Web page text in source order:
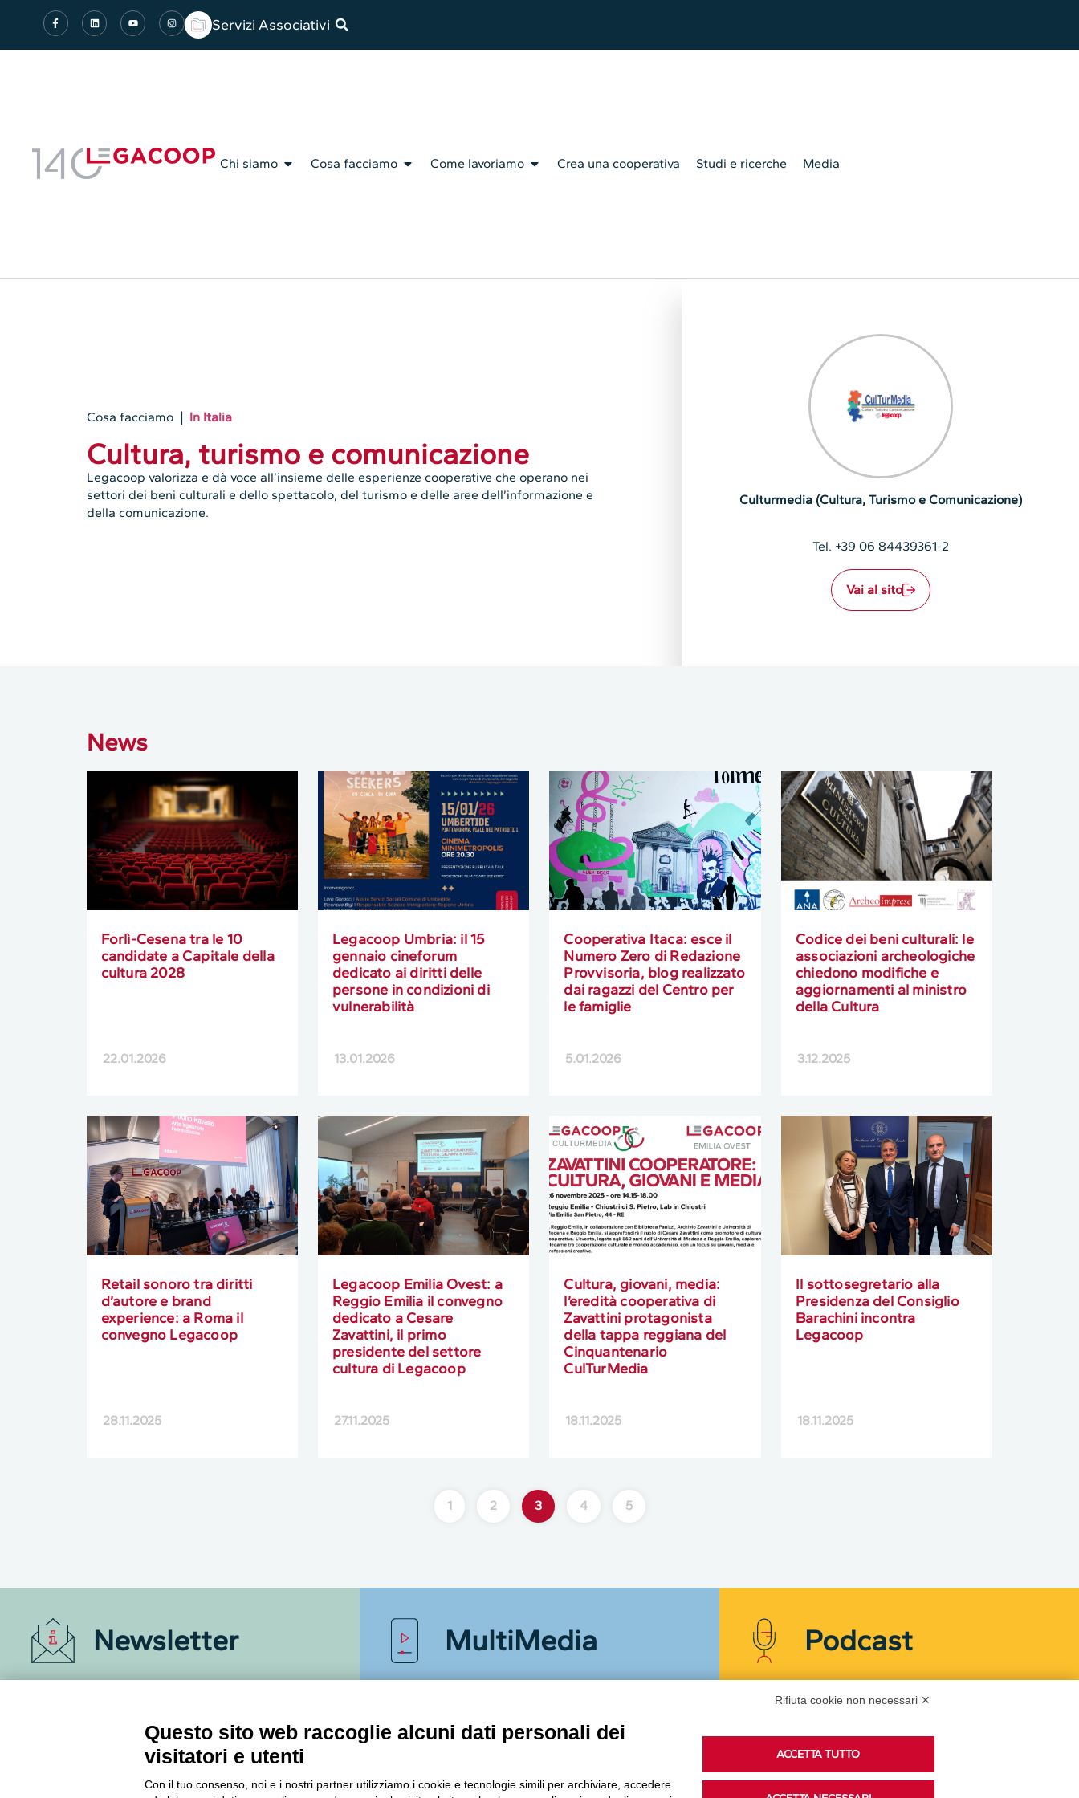
Servizi Associativi
Chi siamo Cosa facciamo Come lavoriamo Crea una cooperativa Studi e ricerche Media
Cosa facciamo| In Italia
Cultura, turismo e comunicazione
Legacoop valorizza e dà voce all’insieme delle esperienze cooperative che operano nei
settori dei beni culturali e dello spettacolo, del turismo e delle aree dell’informazione e
della comunicazione.
Culturmedia (Cultura, Turismo e Comunicazione)
Tel. +39 06 84439361-2
Vai al sito
News
Forlì-Cesena tra le 10
candidate a Capitale della
cultura 2028
22.01.2026
Legacoop Umbria: il 15
gennaio cineforum
dedicato ai diritti delle
persone in condizioni di
vulnerabilità
13.01.2026
Cooperativa Itaca: esce il
Numero Zero di Redazione
Provvisoria, blog realizzato
dai ragazzi del Centro per
le famiglie
5.01.2026
Codice dei beni culturali: le
associazioni archeologiche
chiedono modifiche e
aggiornamenti al ministro
della Cultura
3.12.2025
Retail sonoro tra diritti
d’autore e brand
experience: a Roma il
convegno Legacoop
28.11.2025
Legacoop Emilia Ovest: a
Reggio Emilia il convegno
dedicato a Cesare
Zavattini, il primo
presidente del settore
cultura di Legacoop
27.11.2025
Cultura, giovani, media:
l’eredità cooperativa di
Zavattini protagonista
della tappa reggiana del
Cinquantenario
CulTurMedia
18.11.2025
Il sottosegretario alla
Presidenza del Consiglio
Barachini incontra
Legacoop
18.11.2025
1 2 3 4 5
Newsletter
Accedi o iscriviti alla nostra Newsletter Legacoop
MultiMedia Podcast
Rifiuta cookie non necessari ✕
Questo sito web raccoglie alcuni dati personali dei
visitatori e utenti
Con il tuo consenso, noi e i nostri partner utilizziamo i cookie e tecnologie simili per archiviare, accedere
ACCETTA TUTTO